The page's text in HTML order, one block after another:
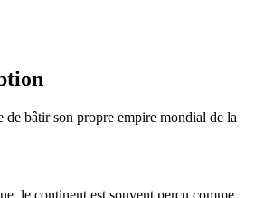
bâtir son propre empire mondial de la
le continent est souvent perçu comme